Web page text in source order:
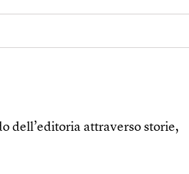
dell’editoria attraverso storie,